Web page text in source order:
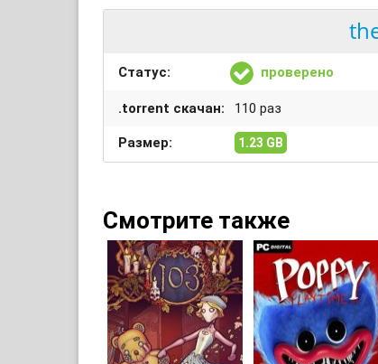
Статус: проверено
.torrent скачан: 110 раз
Размер: 1.23 GB
Смотрите также